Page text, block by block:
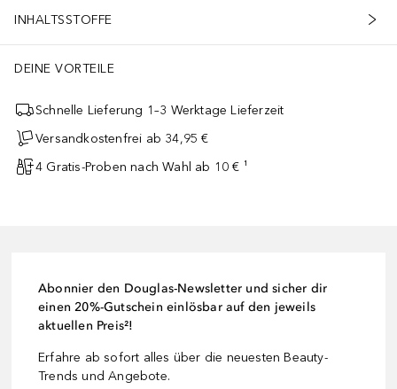
INHALTSSTOFFE
DEINE VORTEILE
Schnelle Lieferung 1–3 Werktage Lieferzeit
Versandkostenfrei ab 34,95 €
4 Gratis-Proben nach Wahl ab 10 € ¹
Abonnier den Douglas-Newsletter und sicher dir
einen 20%-Gutschein einlösbar auf den jeweils
aktuellen Preis²!
Erfahre ab sofort alles über die neuesten Beauty-
Trends und Angebote.